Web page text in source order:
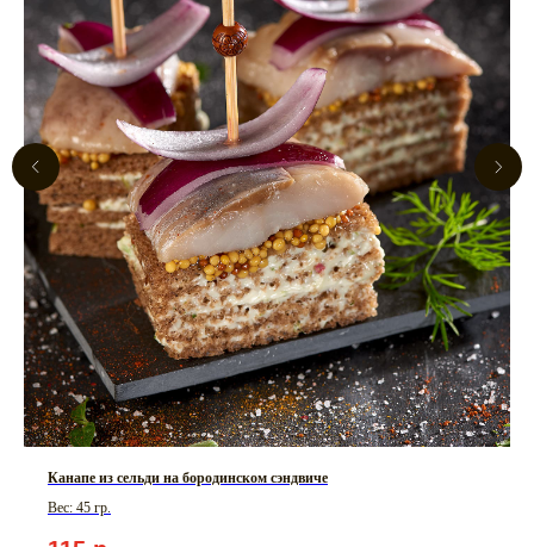
Канапе из сельди на бородинском сэндвиче
Вес: 45 гр.